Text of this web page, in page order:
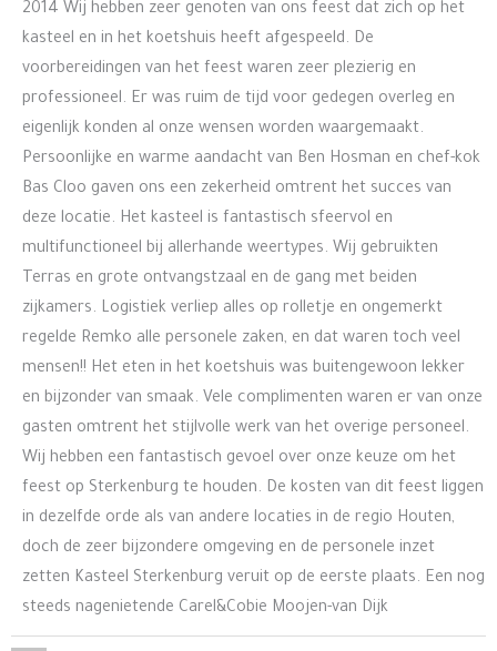
2014 Wij hebben zeer genoten van ons feest dat zich op het
kasteel en in het koetshuis heeft afgespeeld. De
voorbereidingen van het feest waren zeer plezierig en
professioneel. Er was ruim de tijd voor gedegen overleg en
eigenlijk konden al onze wensen worden waargemaakt.
Persoonlijke en warme aandacht van Ben Hosman en chef-kok
Bas Cloo gaven ons een zekerheid omtrent het succes van
deze locatie. Het kasteel is fantastisch sfeervol en
multifunctioneel bij allerhande weertypes. Wij gebruikten
Terras en grote ontvangstzaal en de gang met beiden
zijkamers. Logistiek verliep alles op rolletje en ongemerkt
regelde Remko alle personele zaken, en dat waren toch veel
mensen!! Het eten in het koetshuis was buitengewoon lekker
en bijzonder van smaak. Vele complimenten waren er van onze
gasten omtrent het stijlvolle werk van het overige personeel.
Wij hebben een fantastisch gevoel over onze keuze om het
feest op Sterkenburg te houden. De kosten van dit feest liggen
in dezelfde orde als van andere locaties in de regio Houten,
doch de zeer bijzondere omgeving en de personele inzet
zetten Kasteel Sterkenburg veruit op de eerste plaats. Een nog
steeds nagenietende Carel&Cobie Moojen-van Dijk